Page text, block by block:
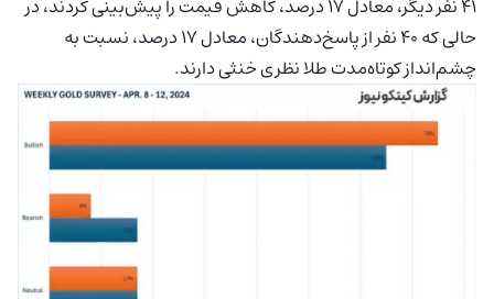
۴۱ نفر دیگر، معادل ۱۷ درصد، کاهش قیمت را پیش‌بینی کردند، در
حالی که ۴۰ نفر از پاسخ‌دهندگان، معادل ۱۷ درصد، نسبت به
چشم‌انداز کوتاه‌مدت طلا نظری خنثی دارند.